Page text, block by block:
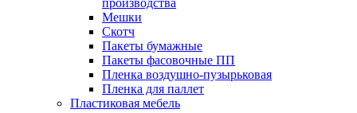
производства
Мешки
Скотч
Пакеты бумажные
Пакеты фасовочные ПП
Пленка воздушно-пузырьковая
Пленка для паллет
Пластиковая мебель